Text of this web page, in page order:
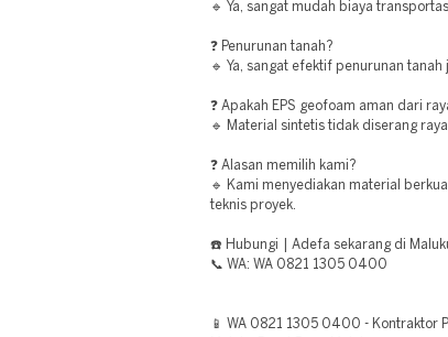
🔹 Ya, sangat mudah biaya
❓ Penurunan tanah?
🔹 Ya, sangat efektif penurunan tanah
❓ Apakah EPS geofoam aman dari
🔹 Material sintetis tidak diserang
❓ Alasan memilih kami?
🔹 Kami menyediakan material
teknis proyek.
☎️ Hubungi | Adefa sekarang di
📞 WA: WA 0821 1305 0400
📱 WA 0821 1305 0400 - Kontraktor